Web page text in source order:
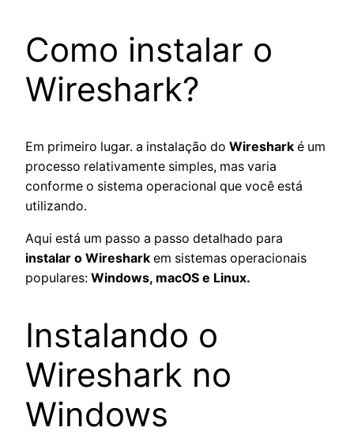
Como instalar o
Wireshark?
Em primeiro lugar. a instalação do Wireshark é um
processo relativamente simples, mas varia
conforme o sistema operacional que você está
utilizando.
Aqui está um passo a passo detalhado para
instalar o Wireshark em sistemas operacionais
populares: Windows, macOS e Linux.
Instalando o
Wireshark no
Windows